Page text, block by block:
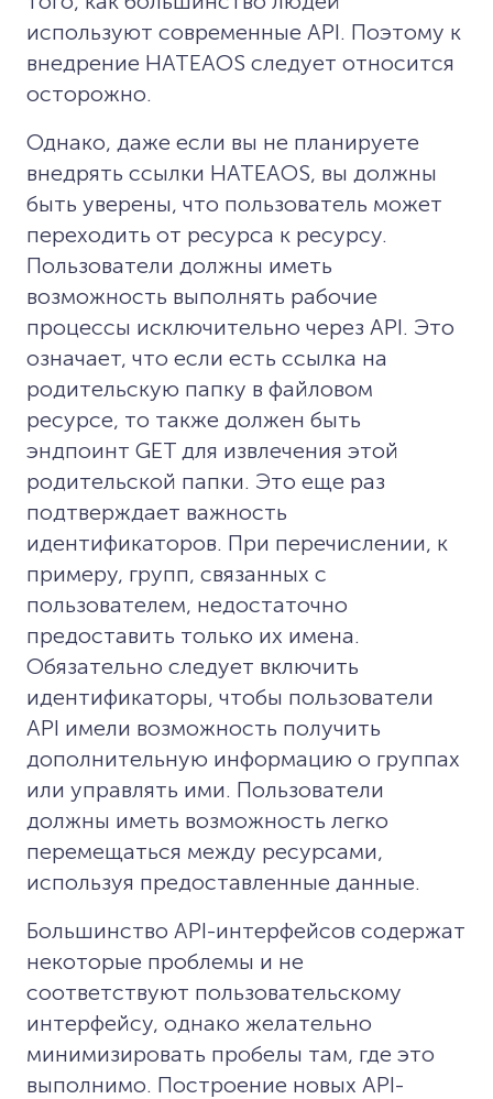
используют современные API. Поэтому к
внедрение HATEAOS следует относится
осторожно.
Однако, даже если вы не планируете
внедрять ссылки HATEAOS, вы должны
быть уверены, что пользователь может
переходить от ресурса к ресурсу.
Пользователи должны иметь
возможность выполнять рабочие
процессы исключительно через API. Это
означает, что если есть ссылка на
родительскую папку в файловом
ресурсе, то также должен быть
эндпоинт GET для извлечения этой
родительской папки. Это еще раз
подтверждает важность
идентификаторов. При перечислении, к
примеру, групп, связанных с
пользователем, недостаточно
предоставить только их имена.
Обязательно следует включить
идентификаторы, чтобы пользователи
API имели возможность получить
дополнительную информацию о группах
или управлять ими. Пользователи
должны иметь возможность легко
перемещаться между ресурсами,
используя предоставленные данные.
Большинство API-интерфейсов содержат
некоторые проблемы и не
соответствуют пользовательскому
интерфейсу, однако желательно
минимизировать пробелы там, где это
выполнимо. Построение новых API-